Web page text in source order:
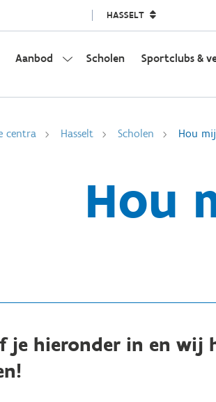
HASSELT
Aanbod Scholen Sportclubs &
centra Hasselt Scholen Hou
Hou
je hieronder in en wij